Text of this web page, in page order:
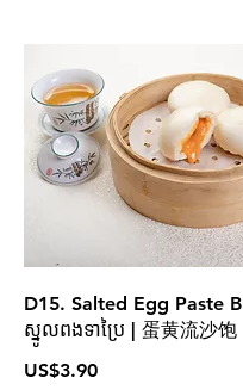
D15. Salted Egg Paste
ស្នូលពងទាប្រៃ | 蛋黄流沙饱
US$3.90